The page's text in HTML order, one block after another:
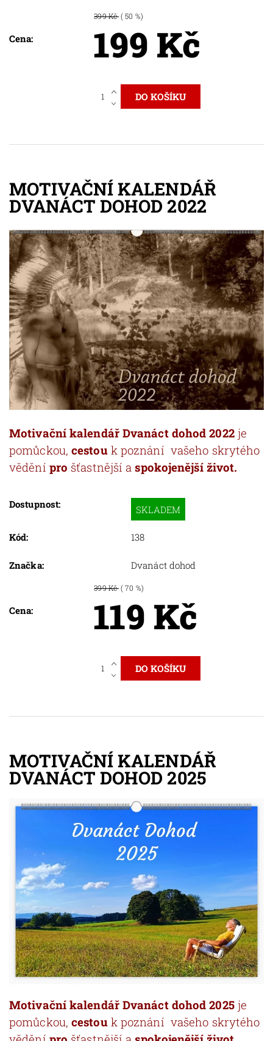
Cena:
399 Kč ( 50 %)
199 Kč
MOTIVAČNÍ KALENDÁŘ
DVANÁCT DOHOD 2022
Motivační kalendář Dvanáct dohod 2022 je
pomůckou, cestouk poznání vašeho skrytého
vědění pro šťastnější aspokojenější život.
Dostupnost: SKLADEM
Kód: 138
Značka: Dvanáct dohod
Cena:
399 Kč ( 70 %)
119 Kč
MOTIVAČNÍ KALENDÁŘ
DVANÁCT DOHOD 2025
Motivační kalendář Dvanáct dohod 2025 je
pomůckou, cestouk poznání vašeho skrytého